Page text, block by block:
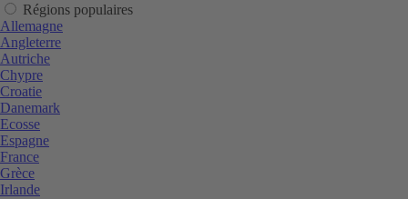
Régions populaires
Allemagne
Angleterre
Autriche
Chypre
Croatie
Danemark
Ecosse
Espagne
France
Grèce
Irlande